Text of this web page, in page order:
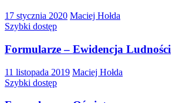
17 stycznia 2020 Maciej Hołda
Szybki dostęp
Formularze – Ewidencja Ludności
11 listopada 2019 Maciej Hołda
Szybki dostęp